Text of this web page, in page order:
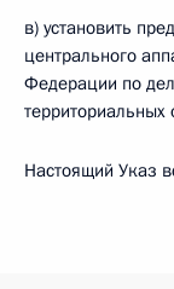
в) установить
центрального
Федерации по
территориальных
Настоящий Указ